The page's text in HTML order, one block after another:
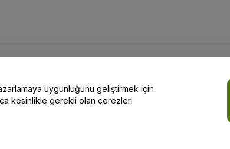
uygunluğunu geliştirmek için
kesinlikle gerekli olan çerezleri